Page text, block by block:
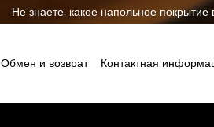
Не знаете, какое напольное
Обмен и возврат Контактная